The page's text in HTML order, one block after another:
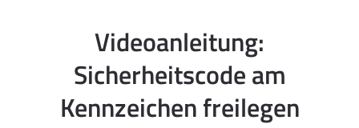
Videoanleitung:
Sicherheitscode am
Kennzeichen freilegen